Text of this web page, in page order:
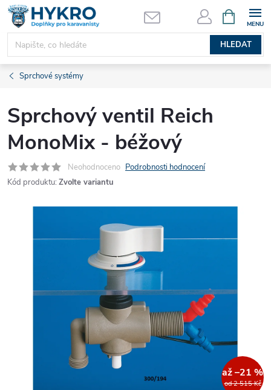
Přejít
obsah
HLEDAT
NÁKUPNÍ
KOŠÍK
Sprchové systémy
Sprchový ventil Reich
MonoMix - béžový
Neohodnoceno Podrobnosti hodnocení
Kód produktu: Zvolte variantu
od 2 515 Kč
až –21 %